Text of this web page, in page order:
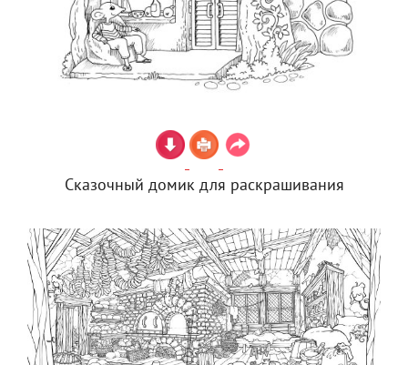
Сказочный домик для раскрашивания